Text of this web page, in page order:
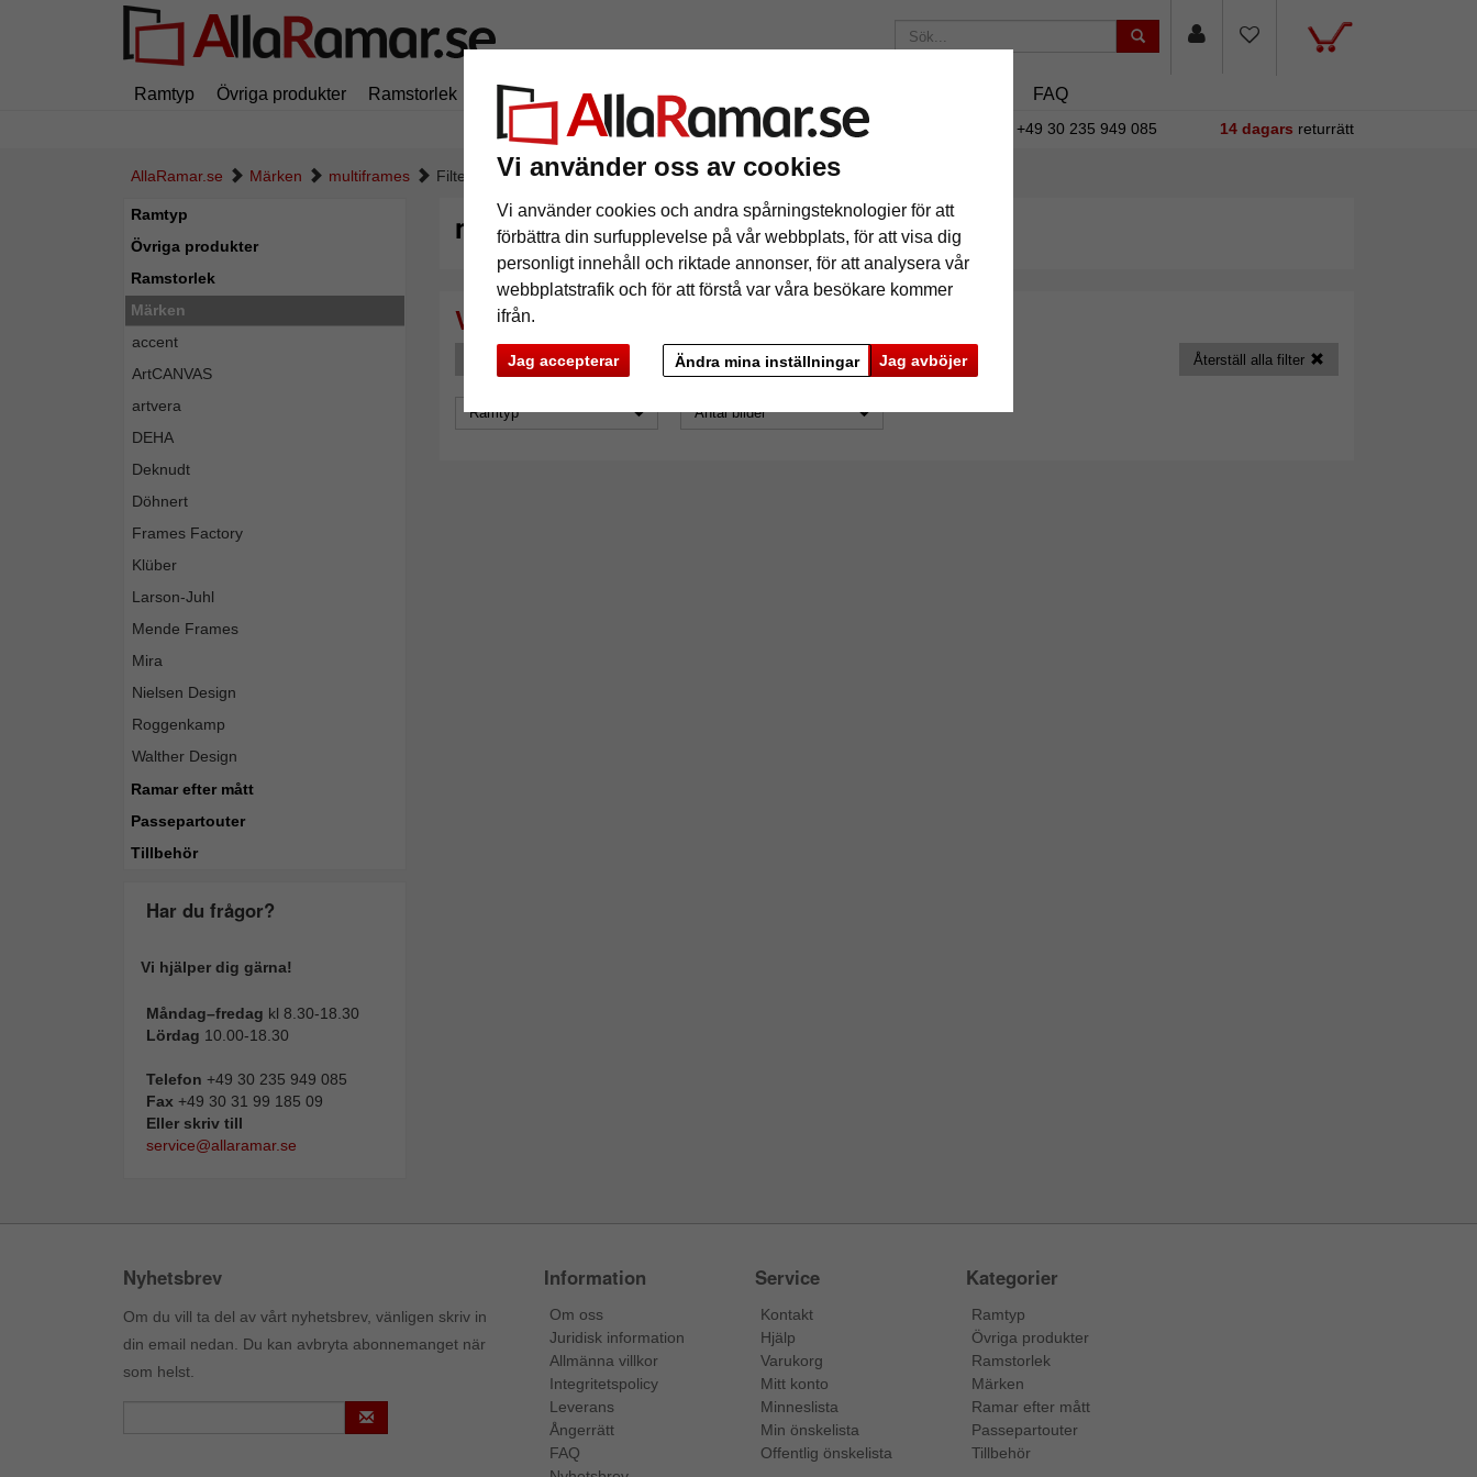
Vi använder oss av cookies
Vi använder cookies och andra spårningsteknologier för att
förbättra din surfupplevelse på vår webbplats, för att visa dig
personligt innehåll och riktade annonser, för att analysera vår
webbplatstrafik och för att förstå var våra besökare kommer
ifrån.
Jag accepterar Jag avböjer
Ändra mina inställningar
Ramtyp Övriga produkter Ramstorlek Märken Ramar efter mått FAQ
195 kri leveranskostnad. Oavsett hur mycket du beställer. +49 30 235 949 085 14 dagars returrätt
AllaRamar.se Märken multiframes Filter: Ramtyp: galleriramar, Antal bilder: 2
Ramtyp
Övriga produkter
Ramstorlek
Märken
accent
ArtCANVAS
artvera
DEHA
Deknudt
Döhnert
Frames Factory
Klüber
Larson-Juhl
Mende Frames
Mira
Nielsen Design
Roggenkamp
Walther Design
Ramar efter mått
Passepartouter
Tillbehör
Har du frågor?
Vi hjälper dig gärna!
Måndag–fredag kl 8.30-18.30
Lördag 10.00-18.30
Telefon +49 30 235 949 085
Fax +49 30 31 99 185 09
Eller skriv till
service@allaramar.se
multiframes
Återställ alla filter
Ramtyp: galleriramar Antal bilder: 2
Ramtyp Antal bilder
Nyhetsbrev
Om du vill ta del av vårt nyhetsbrev, vänligen skriv in
din email nedan. Du kan avbryta abonnemanget när
som helst.
Information
Om oss
Juridisk information
Allmänna villkor
Integritetspolicy
Leverans
Ångerrätt
FAQ
Service
Kontakt
Hjälp
Varukorg
Mitt konto
Minneslista
Min önskelista
Offentlig önskelista
Kategorier
Ramtyp
Övriga produkter
Ramstorlek
Märken
Ramar efter mått
Passepartouter
Tillbehör